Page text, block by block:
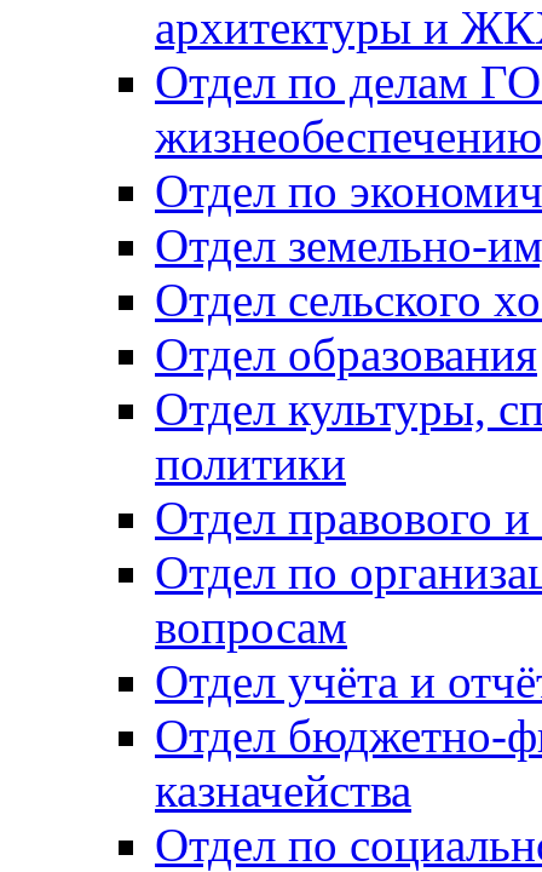
архитектуры и
Отдел по делам
Отдел по
Отдел земельно-
Отдел сельского
Отдел образования
Отдел культуры,
политики
Отдел правового
Отдел по
вопросам
Отдел учёта и
Отдел бюджетно-
казначейства
Отдел по